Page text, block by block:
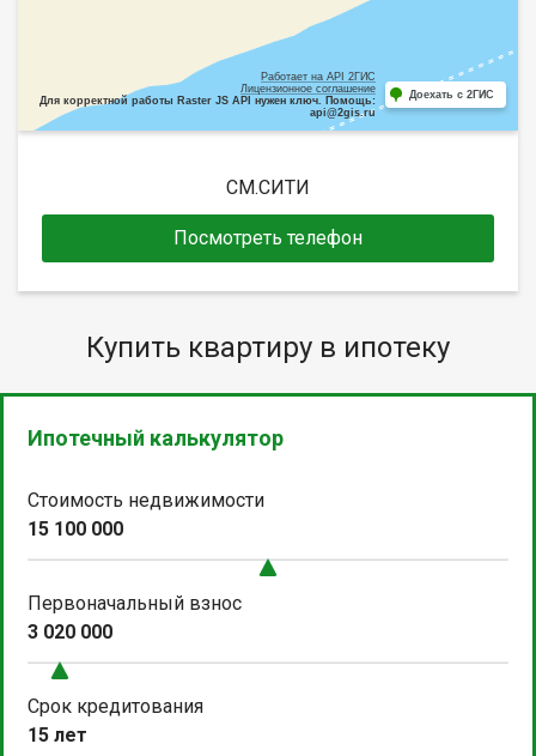
Работает на API 2ГИС
Лицензионное соглашение
Для корректной работы Raster JS API нужен ключ. Помощь:
api@2gis.ru
Доехать с 2ГИС
СМ.СИТИ
Посмотреть телефон
Купить квартиру в ипотеку
Ипотечный калькулятор
Стоимость недвижимости
15 100 000
Первоначальный взнос
3 020 000
Срок кредитования
15 лет